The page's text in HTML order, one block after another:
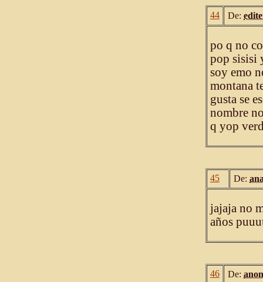
44 De:
po q no
pop sisisi
soy emo
montana
gusta se
nombre
q yop
45 De:
jajaja no
años
46 De: